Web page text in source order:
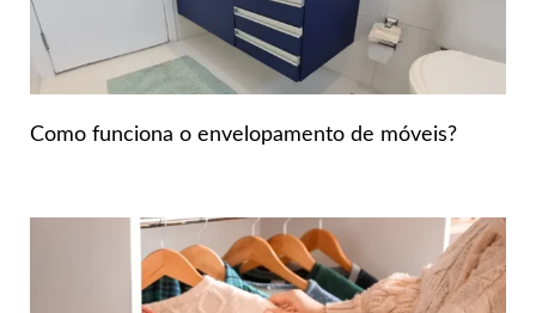
Como funciona o envelopamento de móveis?